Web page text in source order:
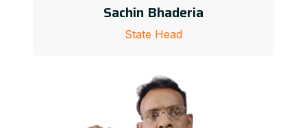
Sachin Bhaderia
State Head